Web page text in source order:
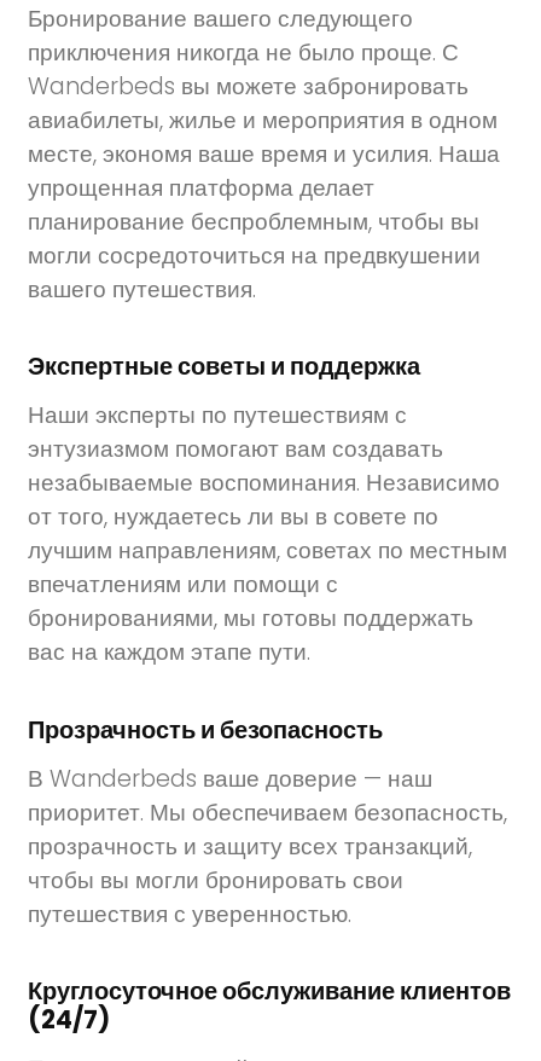
Бронирование вашего следующего
приключения никогда не было проще. С
Wanderbeds вы можете забронировать
авиабилеты, жилье и мероприятия в одном
месте, экономя ваше время и усилия. Наша
упрощенная платформа делает
планирование беспроблемным, чтобы вы
могли сосредоточиться на предвкушении
вашего путешествия.
Экспертные советы и поддержка
Наши эксперты по путешествиям с
энтузиазмом помогают вам создавать
незабываемые воспоминания. Независимо
от того, нуждаетесь ли вы в совете по
лучшим направлениям, советах по местным
впечатлениям или помощи с
бронированиями, мы готовы поддержать
вас на каждом этапе пути.
Прозрачность и безопасность
В Wanderbeds ваше доверие — наш
приоритет. Мы обеспечиваем безопасность,
прозрачность и защиту всех транзакций,
чтобы вы могли бронировать свои
путешествия с уверенностью.
Круглосуточное обслуживание клиентов
(24/7)